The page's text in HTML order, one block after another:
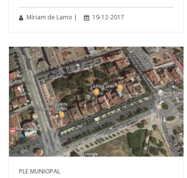
Míriam de Lamo | 19-12-2017
PLE MUNICIPAL